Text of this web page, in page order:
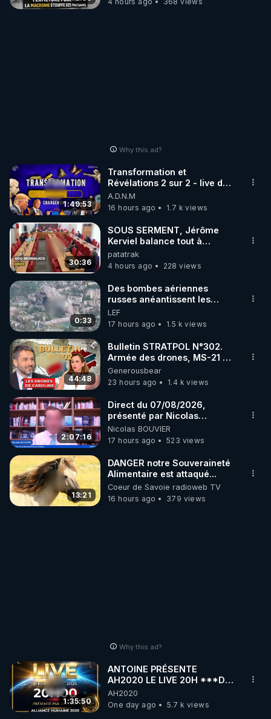
Why this ad?
1:49:53
Transformation et
Révélations 2 sur 2 - live du
07/08/26
A.D.N.M
16 hours ago
1.7 k views
30:36
SOUS SERMENT, Jérôme
Kerviel balance tout à
l'Assemblée !
patatrak
4 hours ago
228 views
0:33
Des bombes aériennes
russes anéantissent les
centres de contrôle de
drones de 3 brigades
ukrainienne
LEF
17 hours ago
1.5 k views
44:48
Bulletin STRATPOL N°302.
Armée des drones, MS-21 en
série, missiles coréens.
07.08.2026.
Generousbear
23 hours ago
1.4 k views
2:07:16
Direct du 07/08/2026,
présenté par Nicolas
BOUVIER
Nicolas BOUVIER
17 hours ago
523 views
13:21
DANGER notre Souveraineté
Alimentaire est attaqué...
Coeur de Savoie radioweb TV
16 hours ago
379 views
Why this ad?
1:35:50
ANTOINE PRÉSENTE
AH2020 LE LIVE 20H ***DU
06/08/2026***
AH2020
One day ago
5.7 k views